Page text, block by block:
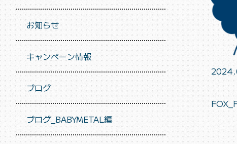
お知らせ
キャンペーン情報
ブログ
ブログ_BABYMETAL編